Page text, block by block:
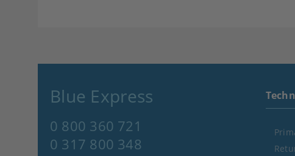
Blue Express
0 800 360 721
0 317 800 348